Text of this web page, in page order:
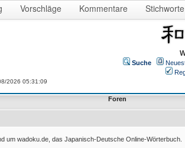
Vorschläge Kommentare Stichworte
Suche
2026 05:31:09
Foren
um wadoku.de, das Japanisch-Deutsche Online-Wörterbuch.